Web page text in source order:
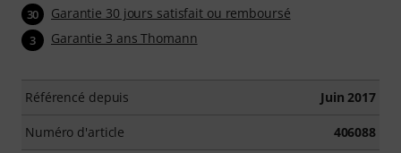
30 Garantie 30 jours satisfait ou remboursé
3 Garantie 3 ans Thomann
Référencé depuis Juin 2017
Numéro d'article 406088